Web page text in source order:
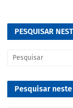
PESQUISAR
Pesquisar